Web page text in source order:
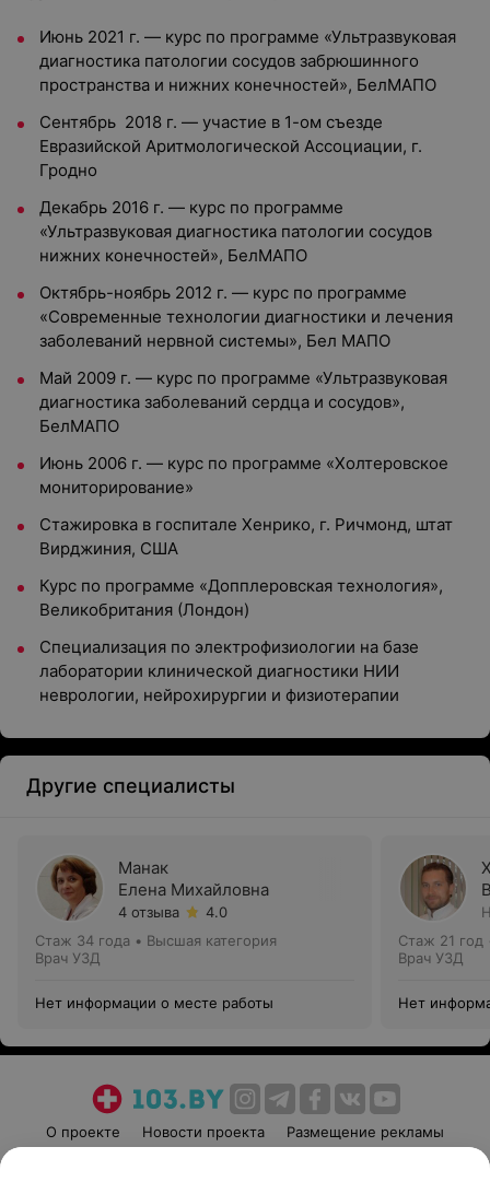
Июнь 2021 г. — курс по программе «Ультразвуковая
диагностика патологии сосудов забрюшинного
пространства и нижних конечностей», БелМАПО
Сентябрь 2018 г. — участие в 1-ом съезде
Евразийской Аритмологической Ассоциации, г.
Гродно
Декабрь 2016 г. — курс по программе
«Ультразвуковая диагностика патологии сосудов
нижних конечностей», БелМАПО
Октябрь-ноябрь 2012 г. — курс по программе
«Современные технологии диагностики и лечения
заболеваний нервной системы», Бел МАПО
Май 2009 г. — курс по программе «Ультразвуковая
диагностика заболеваний сердца и сосудов»,
БелМАПО
Июнь 2006 г. — курс по программе «Холтеровское
мониторирование»
Стажировка в госпитале Хенрико, г. Ричмонд, штат
Вирджиния, США
Курс по программе «Допплеровская технология»,
Великобритания (Лондон)
Специализация по электрофизиологии на базе
лаборатории клинической диагностики НИИ
неврологии, нейрохирургии и физиотерапии
Другие специалисты
Манак
Елена Михайловна
4 отзыва
4.0
Стаж 34 года • Высшая категория
Врач УЗД
Нет информации о месте работы
Стаж 21 год
Врач УЗД
Нет
О проекте Новости проекта
Размещение рекламы